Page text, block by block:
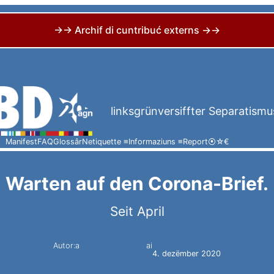
→→ Archif di cuntribuć externs →→
linksgrünversiffter
ManifestFAQGlossârNetiquette ≡Informaziuns ≡Report⦿☆€
Warten auf den Corona-Brief.
Seit April
Autor:a
ai
4. dezëmber 2020